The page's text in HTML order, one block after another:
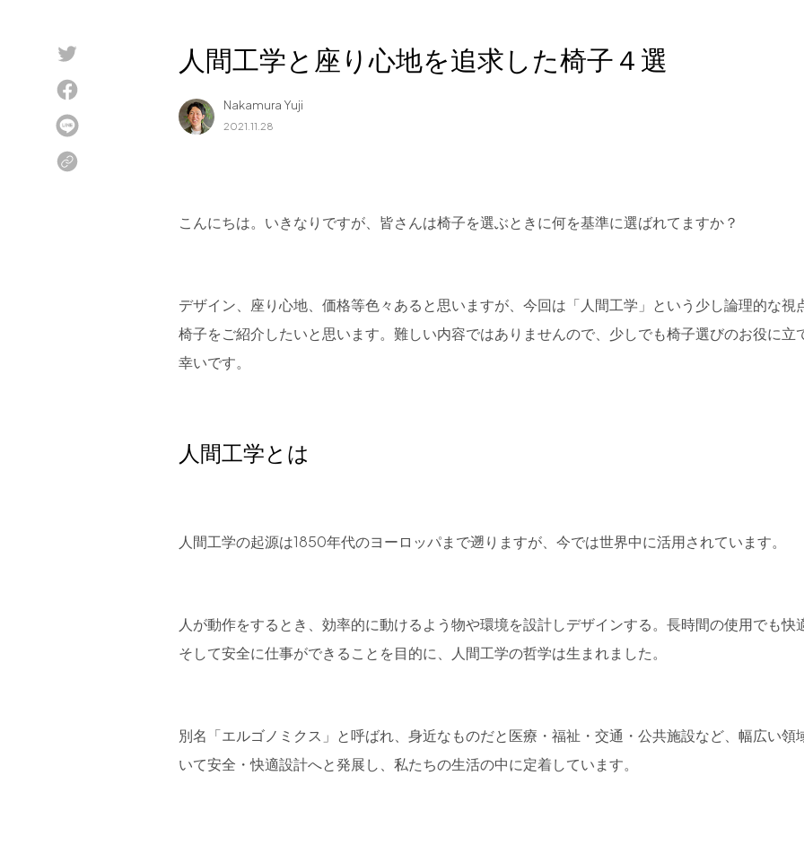
About us
Recruit
Contact
096-274-8175
0965-45-9282
人間工学と座り心地を追求した椅子４選
Nakamura Yuji
2021.11.28
こんにちは。いきなりですが、皆さんは椅子を選ぶときに何を基準に選ばれてますか？
デザイン、座り心地、価格等色々あると思いますが、今回は「人間工学」という少し論理的な視
椅子をご紹介したいと思います。難しい内容ではありませんので、少しでも椅子選びのお役に立
幸いです。
人間工学とは
人間工学の起源は1850年代のヨーロッパまで遡りますが、今では世界中に活用されています。
人が動作をするとき、効率的に動けるよう物や環境を設計しデザインする。長時間の使用でも快
そして安全に仕事ができることを目的に、人間工学の哲学は生まれました。
別名「エルゴノミクス」と呼ばれ、身近なものだと医療・福祉・交通・公共施設など、幅広い領
いて安全・快適設計へと発展し、私たちの生活の中に定着しています。